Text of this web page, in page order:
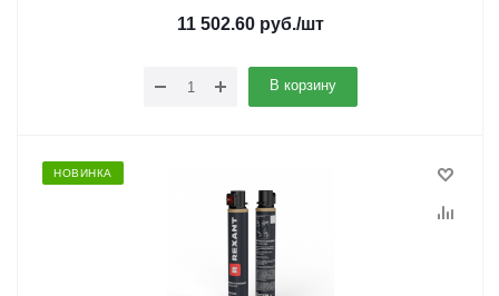
11 502.60 руб./шт
В корзину
НОВИНКА